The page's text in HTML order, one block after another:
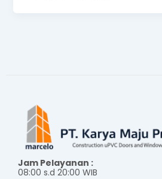
Jam Pelayanan :
08:00 s.d 20:00 WIB